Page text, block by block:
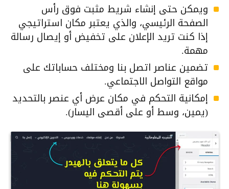
ويمكن حتى إنشاء شريط مثبت فوق رأس
الصفحة الرئيسي، والذي يعتبر مكان استراتيجي
إذا كنت تريد الإعلان على تخفيض أو إيصال رسالة
مهمة.
تضمين عناصر اتصل بنا ومختلف حساباتك على
مواقع التواصل الاجتماعي.
إمكانية التحكم في مكان عرض أي عنصر بالتحديد
(يمين، وسط أو على أقصى اليسار).